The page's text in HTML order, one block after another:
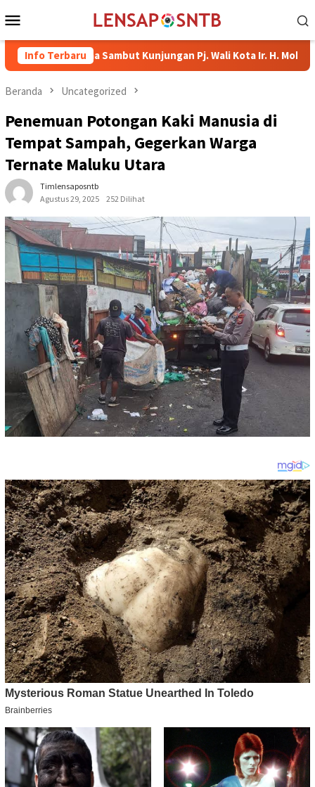
ke
Mobile
Info Terbaru
Bima Sambut Kunjungan Pj. Wali Kota Ir. H. Mohammad Rum, MT
Beranda Uncategorized
Penemuan Potongan Kaki Manusia di
Tempat Sampah, Gegerkan Warga
Ternate Maluku Utara
Timlensaposntb
Agustus 29, 2025
252 Dilihat